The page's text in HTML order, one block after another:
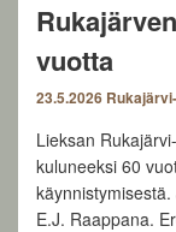
vuotta
23.5.2026
Lieksan
kuluneeksi 60
E.J. Raappana.